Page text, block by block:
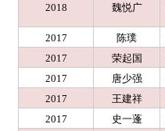
2018 魏悦广
2017
陈璞
2017
荣起国
2017
唐少强
2017
王建祥
2017
史一蓬